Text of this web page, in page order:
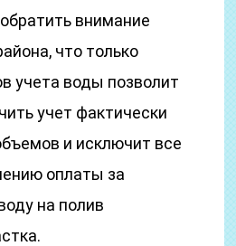
внимание
что только
учета воды позволит
учет фактически
и исключит все
оплаты за
на полив